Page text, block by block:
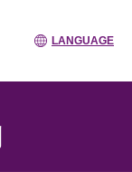
LANGUAGE